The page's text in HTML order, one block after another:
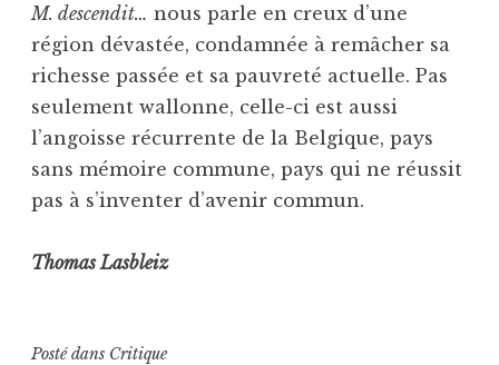
M. descendit… nous parle en creux d’une
région dévastée, condamnée à remâcher sa
richesse passée et sa pauvreté actuelle. Pas
seulement wallonne, celle-ci est aussi
l’angoisse récurrente de la Belgique, pays
sans mémoire commune, pays qui ne réussit
pas à s’inventer d’avenir commun.
Thomas Lasbleiz
Posté dans Critique